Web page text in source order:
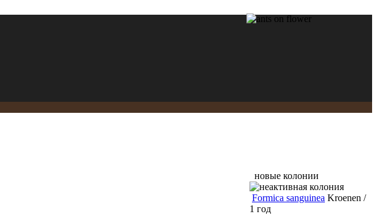
новые колонии
Formica sanguinea Kroenen /
1 год